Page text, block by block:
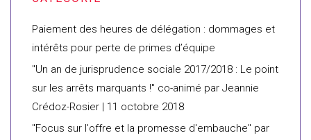
Paiement des heures de délégation : dommages et
intérêts pour perte de primes d’équipe
"Un an de jurisprudence sociale 2017/2018 : Le point
sur les arrêts marquants !" co-animé par Jeannie
Crédoz-Rosier | 11 octobre 2018
"Focus sur l'offre et la promesse d'embauche" par